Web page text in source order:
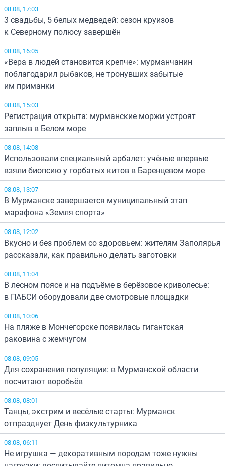
08.08, 17:03
3 свадьбы, 5 белых медведей: сезон круизов
к Северному полюсу завершён
08.08, 16:05
«Вера в людей становится крепче»: мурманчанин
поблагодарил рыбаков, не тронувших забытые
им приманки
08.08, 15:03
Регистрация открыта: мурманские моржи устроят
заплыв в Белом море
08.08, 14:08
Использовали специальный арбалет: учёные впервые
взяли биопсию у горбатых китов в Баренцевом море
08.08, 13:07
В Мурманске завершается муниципальный этап
марафона «Земля спорта»
08.08, 12:02
Вкусно и без проблем со здоровьем: жителям Заполярья
рассказали, как правильно делать заготовки
08.08, 11:04
В лесном поясе и на подъёме в берёзовое криволесье:
в ПАБСИ оборудовали две смотровые площадки
08.08, 10:06
На пляже в Мончегорске появилась гигантская
раковина с жемчугом
08.08, 09:05
Для сохранения популяции: в Мурманской области
посчитают воробьёв
08.08, 08:01
Танцы, экстрим и весёлые старты: Мурманск
отпразднует День физкультурника
08.08, 06:11
Не игрушка — декоративным породам тоже нужны